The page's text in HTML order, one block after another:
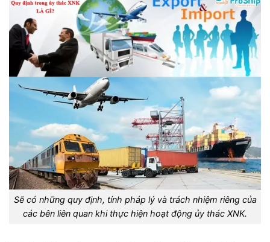
Sẽ có những quy định, tính pháp lý và trách nhiệm riêng của
các bên liên quan khi thực hiện hoạt động ủy thác XNK.